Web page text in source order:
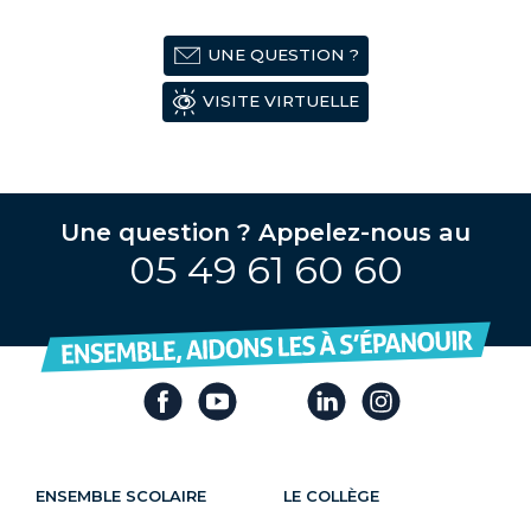
UNE QUESTION ?
VISITE VIRTUELLE
Une question ? Appelez-nous au
05 49 61 60 60
ENSEMBLE SCOLAIRE
LE COLLÈGE